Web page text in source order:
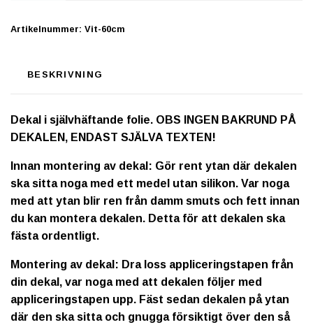
Artikelnummer: Vit-60cm
BESKRIVNING
Dekal i självhäftande folie. OBS INGEN BAKRUND PÅ
DEKALEN, ENDAST SJÄLVA TEXTEN!
Innan montering av dekal: Gör rent ytan där dekalen
ska sitta noga med ett medel utan silikon. Var noga
med att ytan blir ren från damm smuts och fett innan
du kan montera dekalen. Detta för att dekalen ska
fästa ordentligt.
Montering av dekal: Dra loss appliceringstapen från
din dekal, var noga med att dekalen följer med
appliceringstapen upp. Fäst sedan dekalen på ytan
där den ska sitta och gnugga försiktigt över den så